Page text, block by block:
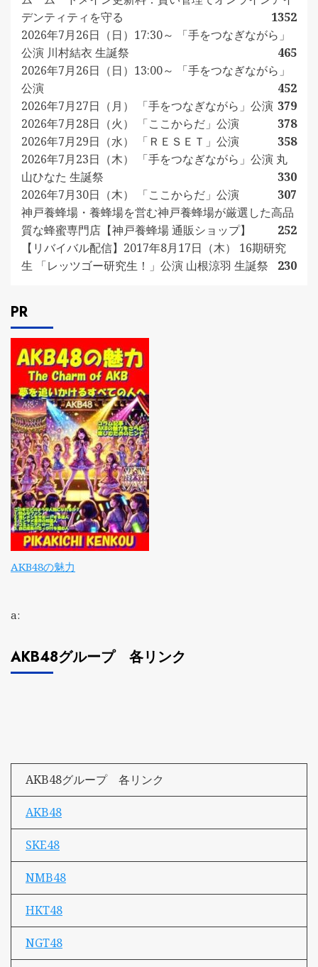
デンティティを守る
1352
2026年7月26日（日）17:30～ 「手をつなぎながら」
公演 川村結衣 生誕祭
465
2026年7月26日（日）13:00～ 「手をつなぎながら」
公演
452
2026年7月27日（月） 「手をつなぎながら」公演 379
2026年7月28日（火） 「ここからだ」公演
378
2026年7月29日（水） 「ＲＥＳＥＴ」公演
358
2026年7月23日（木） 「手をつなぎながら」公演 丸
山ひなた 生誕祭
330
2026年7月30日（木） 「ここからだ」公演
307
神戸養蜂場・養蜂場を営む神戸養蜂場が厳選した高品
質な蜂蜜専門店【神戸養蜂場 通販ショップ】
252
【リバイバル配信】2017年8月17日（木） 16期研究
生 「レッツゴー研究生！」公演 山根涼羽 生誕祭
230
PR
AKB48の魅力
a:
AKB48グループ 各リンク
AKB48グループ 各リンク
AKB48
SKE48
NMB48
HKT48
NGT48